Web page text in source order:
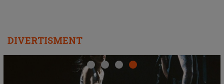
DIVERTISMENT